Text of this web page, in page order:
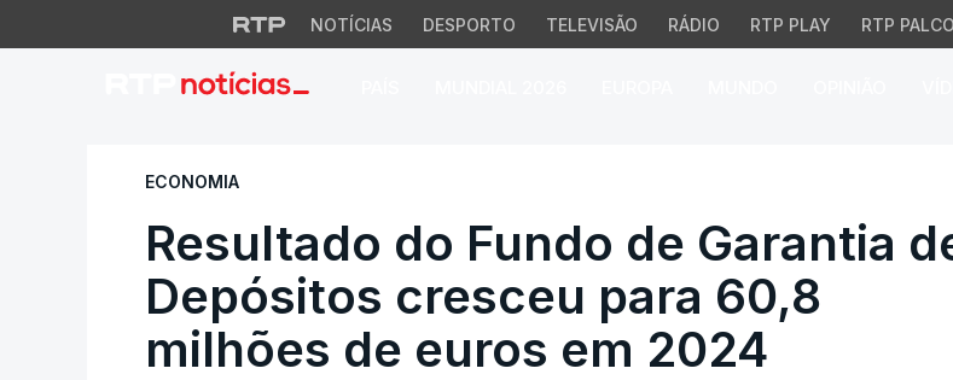
NOTÍCIAS DESPORTO TELEVISÃO RÁDIO RTP PLAY RTP PALCO
Resultado do Fundo de Garantia
ECONOMIA
Resultado do Fundo de Garantia
Depósitos cresceu para 60,8
milhões de euros em 2024